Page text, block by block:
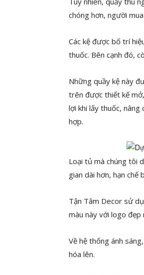
chóng hơn, người
Các kệ được bố trí
thuốc. Bên cạnh đó,
Những quầy kệ này
trên được thiết kế
lợi khi lấy thuốc,
hợp.
Loại tủ mà chúng tôi
gian dài hơn, hạn chế
Tận Tâm Decor sử
màu này với logo đẹp
Về hệ thống ánh
hóa lên.